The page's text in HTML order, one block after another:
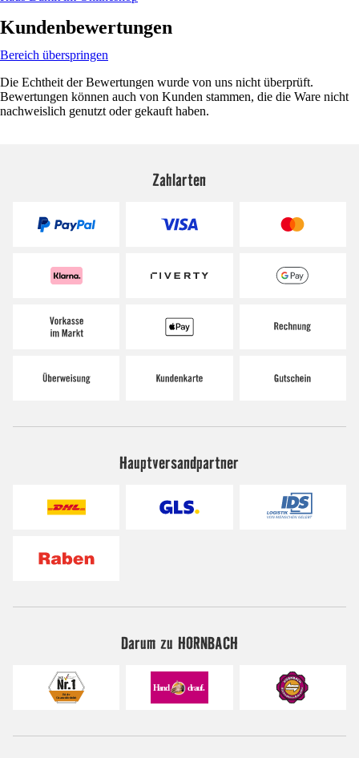
Kundenbewertungen
Bereich überspringen
Die Echtheit der Bewertungen wurde von uns nicht überprüft.
Bewertungen können auch von Kunden stammen, die die Ware nicht
nachweislich genutzt oder gekauft haben.
Zahlarten
Hauptversandpartner
Darum zu HORNBACH